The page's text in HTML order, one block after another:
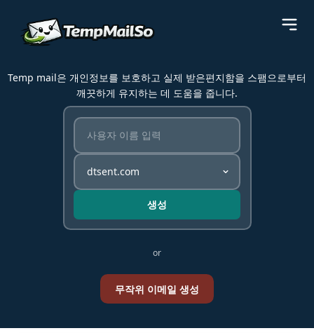
Temp mail은 개인정보를 보호하고 실제 받은편지함을 스팸으로부터
깨끗하게 유지하는 데 도움을 줍니다.
생성
or
무작위 이메일 생성